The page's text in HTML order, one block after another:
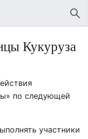
Кукуруза
по следующей
участники